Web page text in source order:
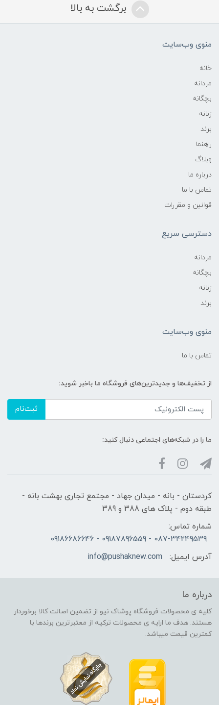
برگشت به بالا
منوی وب‌سایت
خانه
مردانه
بچگانه
زنانه
برند
راهنما
وبلاگ
درباره ما
تماس با ما
قوانین و مقررات
دسترسی سریع
مردانه
بچگانه
زنانه
برند
منوی وب‌سایت
تماس با ما
از تخفیف‌ها و جدیدترین‌های فروشگاه ما باخبر شوید:
ثبت‌نام
ما را در شبکه‌های اجتماعی دنبال کنید:
کردستان - بانه - میدان جهاد - مجتمع تجاری بهشت بانه -
طبقه دوم - پلاک های 388 و 389
شماره تماس:
087-34249539 - 09187896559 - 09186686646
آدرس ایمیل:
info@pushaknew.com
درباره ما
کلیه ی محصولات فروشگاه پوشاک نیو از تضمین اصالت کالا برخوردار
هستند. هدف ما ارایه ی محصولات ترکیه از معتبرترین برندها با
کمترین قیمت میباشد.